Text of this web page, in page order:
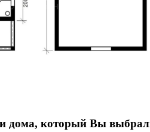
дома, который Вы